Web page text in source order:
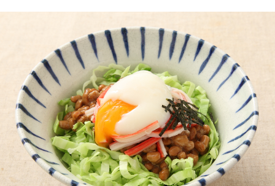
調味酢
お酢ドリンク ぽん酢
みりん風・料理酒 鍋用調味料
新商品一覧
キャンペーン情報
ブランド・スペシャルサイト
ブランド・スペシャルサイト トップ
商品ブランドサイト
Fibee（ファイビー）
企業情報